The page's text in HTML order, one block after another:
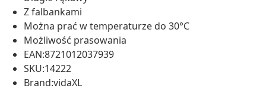
Z falbankami
Można prać w temperaturze do 30°C
Możliwość prasowania
EAN:8721012037939
SKU:14222
Brand:vidaXL